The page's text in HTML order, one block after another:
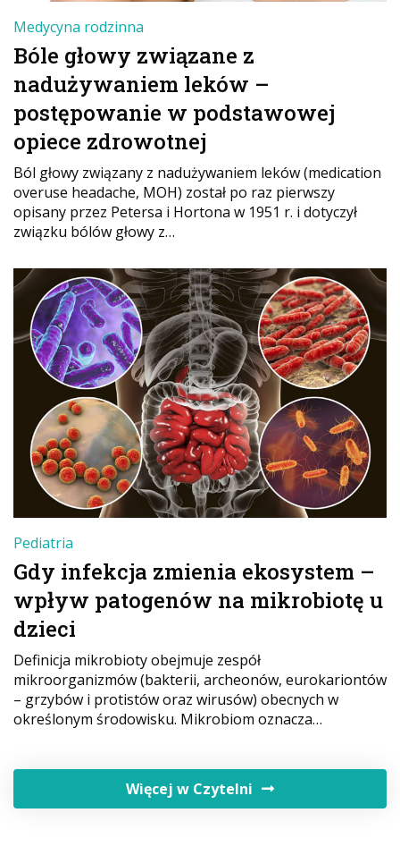
Medycyna rodzinna
Bóle głowy związane z
nadużywaniem leków –
postępowanie w podstawowej
opiece zdrowotnej
Ból głowy związany z nadużywaniem leków (medication
overuse headache, MOH) został po raz pierwszy
opisany przez Petersa i Hortona w 1951 r. i dotyczył
związku bólów głowy z…
Pediatria
Gdy infekcja zmienia ekosystem –
wpływ patogenów na mikrobiotę u
dzieci
Definicja mikrobioty obejmuje zespół
mikroorganizmów (bakterii, archeonów, eurokariontów
– grzybów i protistów oraz wirusów) obecnych w
określonym środowisku. Mikrobiom oznacza…
Więcej w Czytelni